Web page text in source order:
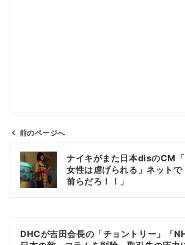
ビ
前のページへ
ナイキがまた日本disのCM
女性は虐げられる」ネット
前らだろ！！」
DHCが吉田会長の「チョントリー」「